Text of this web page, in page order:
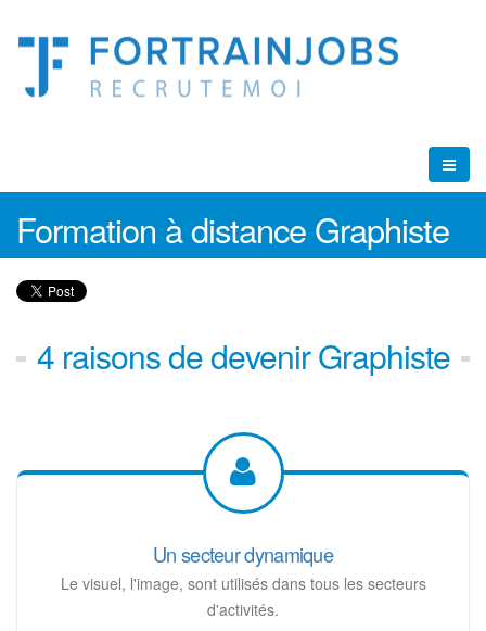
Formation à distance Graphiste
4 raisons de devenir Graphiste
Un secteur dynamique
Le visuel, l'image, sont utilisés dans tous les secteurs
d'activités.